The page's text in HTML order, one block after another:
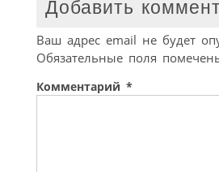
Добавить
Ваш адрес email не будет
Обязательные поля
Комментарий *